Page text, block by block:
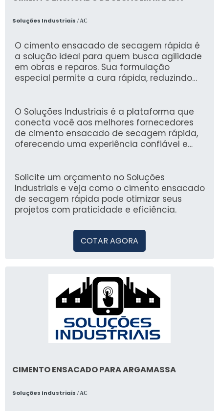
Soluções Industriais / AC
O cimento ensacado de secagem rápida é
a solução ideal para quem busca agilidade
em obras e reparos. Sua formulação
especial permite a cura rápida, reduzindo
resultados duradouros.
O Soluções Industriais é a plataforma que
conecta você aos melhores fornecedores
de cimento ensacado de secagem rápida,
oferecendo uma experiência confiável e
para atender suas necessidades industriais.
Solicite um orçamento no Soluções
Industriais e veja como o cimento ensacado
de secagem rápida pode otimizar seus
projetos com praticidade e eficiência.
COTAR AGORA
CIMENTO ENSACADO PARA ARGAMASSA
Soluções Industriais / AC